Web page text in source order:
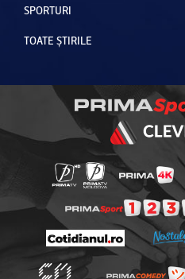
SPORTURI
TOATE ȘTIRILE